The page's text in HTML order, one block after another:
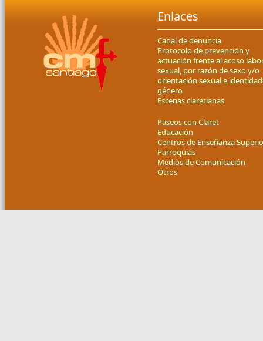
Enlaces
Canal de denuncia
Protocolo de prevención y
actuación frente al acoso
sexual, por razón de sexo y/o
orientación sexual e
género
Escenas claretianas
Paseos con Claret
Educación
Centros de Enseñanza
Parroquias
Medios de Comunicación
Otros